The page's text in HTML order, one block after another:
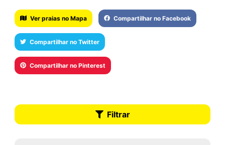
Ver praias no Mapa Compartilhar no Facebook
Compartilhar no Twitter
Compartilhar no Pinterest
Filtrar